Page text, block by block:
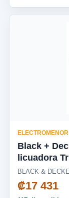
ELECTROMENOR
Black +
licuadora
Fusion
BLACK &
₡17 431